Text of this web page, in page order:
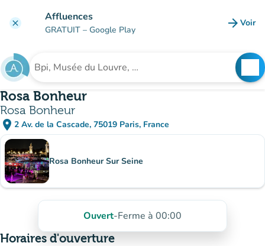
clear Affluences
GRATUIT – Google Play arrow_forward Voir
Rechercher un établissement
Rosa Bonheur
Rosa Bonheur
place 2 Av. de la Cascade, 75019 Paris, France
(ouvrir dans Google Maps)
(nouvel onglet)
Sous-sites
Rosa Bonheur Sur Seine
Ouvert-Ferme à 00:00
Horaires d'ouverture